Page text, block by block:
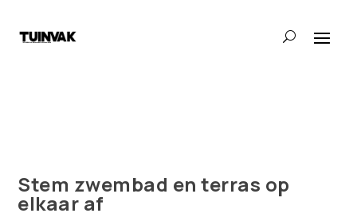
Stem zwembad en terras op
elkaar af